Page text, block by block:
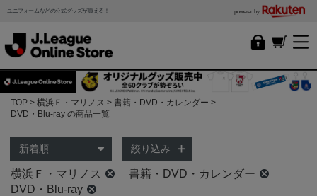
ユニフォームなどの公式グッズが買える！ powered by
TOP 横浜Ｆ・マリノス
書籍・DVD・カレンダー
DVD・Blu-ray の商品一覧
絞り込み
横浜Ｆ・マリノス
書籍・DVD・カレンダー
DVD・Blu-ray